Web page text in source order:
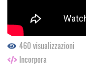
460 visualizzazioni
Incorpora